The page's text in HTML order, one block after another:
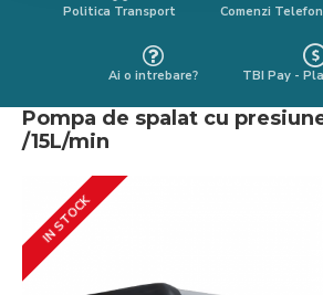
Politica Transport Comenzi
Ai o intrebare? TBI Pay -
Pompa de spalat cu
/15L/min
IN STOCK